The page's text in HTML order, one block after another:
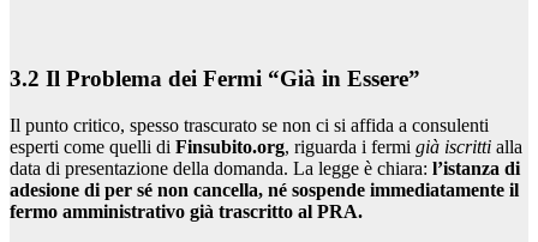
3.2 Il Problema dei Fermi “Già in Essere”
Il punto critico, spesso trascurato se non ci si affida a consulenti
esperti come quelli di Finsubito.org, riguarda i fermi già iscritti alla
data di presentazione della domanda. La legge è chiara: l’istanza di
adesione di per sé non cancella, né sospende immediatamente il
fermo amministrativo già trascritto al PRA.